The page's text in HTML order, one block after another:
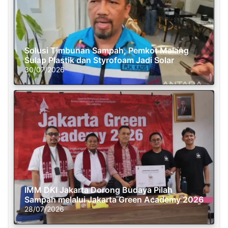
Solusi Timbunan Sampah, Pemkot Malang
Sulap Plastik dan Styrofoam Jadi Solar
30/07/2026
IMM DKI Jakarta Dorong Budaya Pilah
Sampah melalui Jakarta Green Academy 2026
28/07/2026